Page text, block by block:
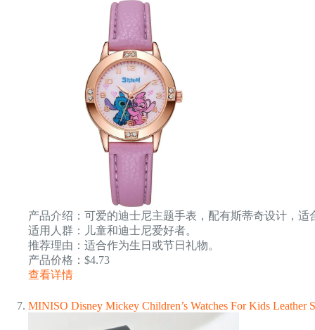
产品介绍：可爱的迪士尼主题手表，配有斯蒂奇设计，适
适用人群：儿童和迪士尼爱好者。
推荐理由：适合作为生日或节日礼物。
产品价格：$4.73
查看详情
MINISO Disney Mickey Children’s Watches For Kids Leather